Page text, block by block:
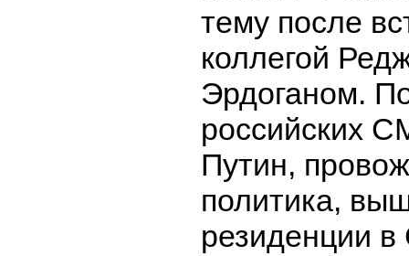
тему после
коллегой
Эрдоганом.
российских
Путин,
политика,
резиденции